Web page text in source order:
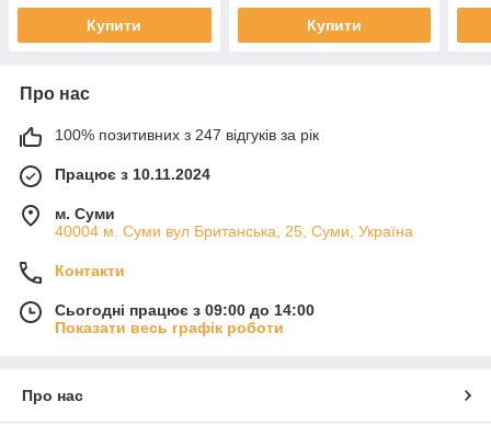
Купити Купити
Про нас
100% позитивних з 247 відгуків за рік
Працює з 10.11.2024
м. Суми
40004 м. Суми вул Британська, 25, Суми, Україна
Контакти
Сьогодні працює з 09:00 до 14:00
Показати весь графік роботи
Про нас